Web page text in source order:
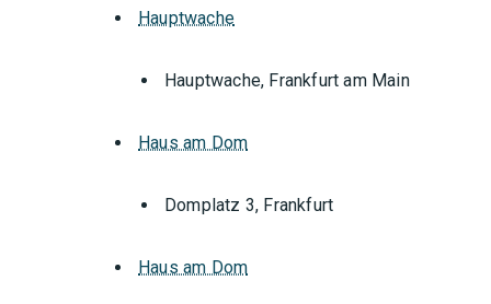
Hauptwache
Hauptwache, Frankfurt am Main
Haus am Dom
Domplatz 3, Frankfurt
Haus am Dom